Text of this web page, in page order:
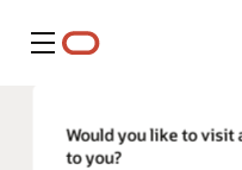
Menü
Would you like to visit
to you?